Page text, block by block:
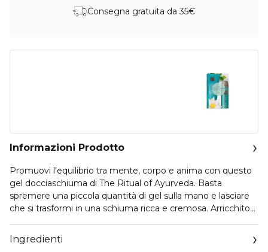
Consegna gratuita da 35€
Informazioni Prodotto
Promuovi l'equilibrio tra mente, corpo e anima con questo
gel docciaschiuma di The Ritual of Ayurveda. Basta
spremere una piccola quantità di gel sulla mano e lasciare
che si trasformi in una schiuma ricca e cremosa. Arricchito
l'olio di mandorle dolci, lascia la pelle morbida e nutrita. Vivi
un’esperienza davvero armonizzante abbinando il gel
Ingredienti